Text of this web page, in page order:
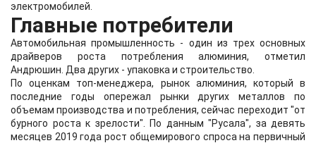
электромобилей.
Главные потребители
Автомобильная промышленность - один из трех основных
драйверов роста потребления алюминия, отметил
Андрюшин. Два других - упаковка и строительство.
По оценкам топ-менеджера, рынок алюминия, который в
последние годы опережал рынки других металлов по
объемам производства и потребления, сейчас переходит "от
бурного роста к зрелости". По данным "Русала", за девять
месяцев 2019 года рост общемирового спроса на первичный